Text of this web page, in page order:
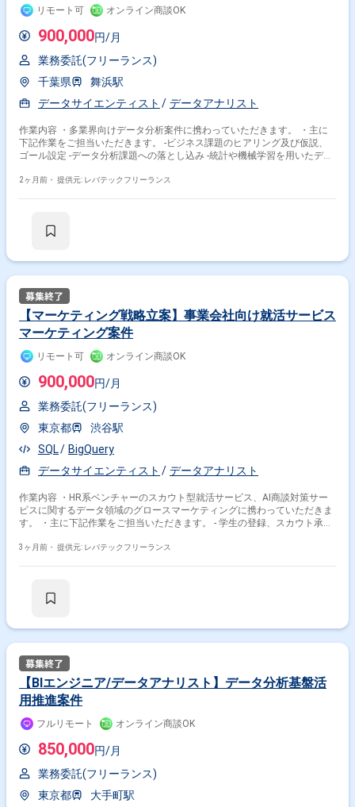
リモート可 オンライン商談OK
900,000円/月
業務委託(フリーランス)
千葉県
舞浜駅
データサイエンティスト
データアナリスト
作業内容 ・多業界向けデータ分析案件に携わっていただきます。 ・主に
下記作業をご担当いただきます。 -ビジネス課題のヒアリング及び仮説、
ゴール設定 -データ分析課題への落とし込み -統計や機械学習を用いたデー
データ分析プロジェクトの推進、管理 -QCD折衝や交渉 -要件定義書や提案
2ヶ月前・ 提供元: レバテックフリーランス
【マーケティング戦略立案】事業会社向け就活サービス
マーケティング案件
リモート可 オンライン商談OK
900,000円/月
業務委託(フリーランス)
東京都
渋谷駅
SQL
BigQuery
データサイエンティスト
データアナリスト
作業内容 ・HR系ベンチャーのスカウト型就活サービス、AI商談対策サー
ビスに関するデータ領域のグロースマーケティングに携わっていただきま
す。 ・主に下記作業をご担当いただきます。 - 学生の登録、スカウト承
用いたシナリオ設計・運用 - セグメンテーション戦略の立案・実行(学年、
ス/マーケティング/プロダクトチームと連携した改善プロジェクト
3ヶ月前・ 提供元: レバテックフリーランス
【BIエンジニア/データアナリスト】データ分析基盤活
用推進案件
フルリモート オンライン商談OK
850,000円/月
業務委託(フリーランス)
東京都
大手町駅